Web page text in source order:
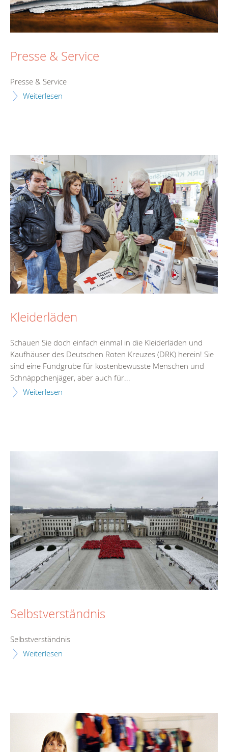
Presse & Service
Presse & Service
Weiterlesen
Kleiderläden
Schauen Sie doch einfach einmal in die Kleiderläden und
Kaufhäuser des Deutschen Roten Kreuzes (DRK) herein! Sie
sind eine Fundgrube für kostenbewusste Menschen und
Schnäppchenjäger, aber auch für...
Weiterlesen
Selbstverständnis
Selbstverständnis
Weiterlesen